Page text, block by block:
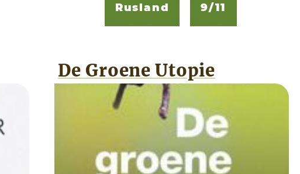
Rusland 9/11
De Groene Utopie